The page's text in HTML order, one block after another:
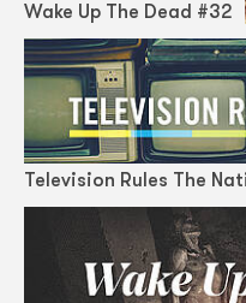
Wake Up The Dead #32
Television Rules The